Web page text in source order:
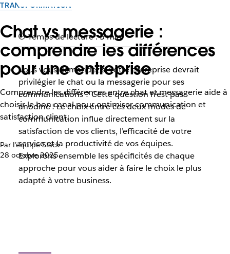
TRANSFORMATION
Chat vs messagerie :
comprendre les différences
pour une entreprise
Comprendre les différences entre chat et messagerie aide à
choisir le bon canal pour optimiser communication et
satisfaction client.
Par l’équipe Slack
28 octobre 2025
Temps de lecture : 5 min
Vous vous demandez si votre entreprise devrait
privilégier le chat ou la messagerie pour ses
communications ? Cette question n’est pas
anodine ! Le choix entre ces deux modes de
communication influe directement sur la
satisfaction de vos clients, l’efficacité de votre
service et la productivité de vos équipes.
Explorons ensemble les spécificités de chaque
approche pour vous aider à faire le choix le plus
adapté à votre business.